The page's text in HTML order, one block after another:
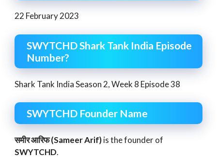
22 February 2023
SWYTCHD Shark Tank India Episode
Number?
Shark Tank India Season 2, Week 8 Episode 38
SWYTCHD Founder Name
समीर आरिफ (Sameer Arif)is the founder of
SWYTCHD.